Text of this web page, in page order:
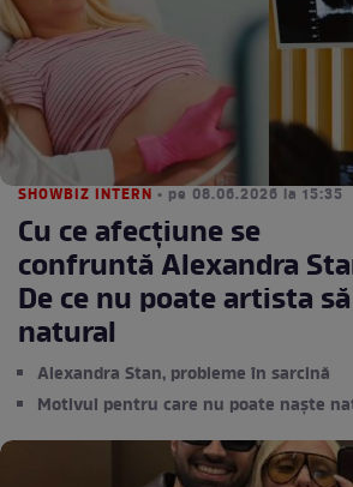
SHOWBIZ INTERN • pe 08.06.2026 la 15:35
Cu ce afecțiune se
confruntă Alexandra
De ce nu poate artista
natural
Alexandra Stan, probleme în sarcină
Motivul pentru care nu poate naște